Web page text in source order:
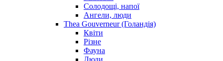
Солодощі, напої
Ангели, люди
Thea Gouverneur (Голандія)
Квіти
Різне
Фауна
Люди